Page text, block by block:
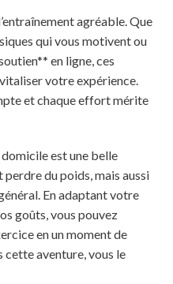
agréable. Que
qui vous motivent ou
en ligne, ces
votre expérience.
et chaque effort mérite
est une belle
du poids, mais aussi
En adaptant votre
goûts, vous pouvez
en un moment de
cette aventure, vous le